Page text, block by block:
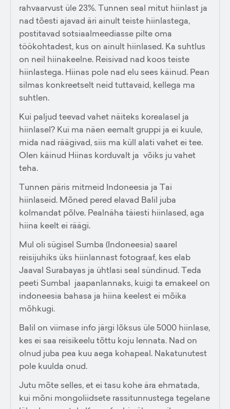
rahvaarvust üle 23%. Tunnen seal mitut hiinlast ja
nad tõesti ajavad äri ainult teiste hiinlastega,
postitavad sotsiaalmeediasse pilte oma
töökohtadest, kus on ainult hiinlased. Ka suhtlus
on neil hiinakeelne. Reisivad nad koos teiste
hiinlastega. Hiinas pole nad elu sees käinud. Pean
silmas konkreetselt neid tuttavaid, kellega ma
suhtlen.
Kui paljud teevad vahet näiteks korealasel ja
hiinlasel? Kui ma näen eemalt gruppi ja ei kuule,
mida nad räägivad, siis ma küll alati vahet ei tee.
Olen käinud Hiinas korduvalt ja võiks ju vahet
teha.
Tunnen päris mitmeid Indoneesia ja Tai
hiinlaseid. Mõned pered elavad Balil juba
kolmandat põlve. Pealnäha täiesti hiinlased, aga
hiina keelt ei räägi.
Mul oli sügisel Sumba (Indoneesia) saarel
reisijuhiks üks hiinlannast fotograaf, kes elab
Jaaval Surabayas ja ühtlasi seal sündinud. Teda
peeti Sumbal jaapanlannaks, kuigi ta emakeel on
indoneesia bahasa ja hiina keelest ei mõika
mõhkugi.
Balil on viimase info järgi lõksus üle 5000 hiinlase,
kes ei saa reisikeelu tõttu koju lennata. Nad on
olnud juba pea kuu aega kohapeal. Nakatunutest
pole kuulda onud.
Jutu mõte selles, et ei tasu kohe ära ehmatada,
kui mõni mongoliidsete rassitunnustega tegelane